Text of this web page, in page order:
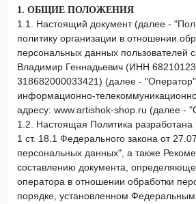
1. ОБЩИЕ ПОЛОЖЕНИЯ
1.1. Настоящий документ (далее -
политику организации в отношении
персональных данных пользователей
Владимир Геннадьевич (ИНН
318682000033421) (далее -
информационно-
адресу: www.artishok-shop.ru (далее -
1.2. Настоящая Политика разработана
1 ст. 18.1 Федерального закона от
персональных данных", а также
составлению документа,
оператора в отношении обработки
порядке, установленном